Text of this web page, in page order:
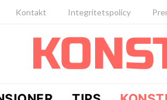
Kontakt Integritetspolicy